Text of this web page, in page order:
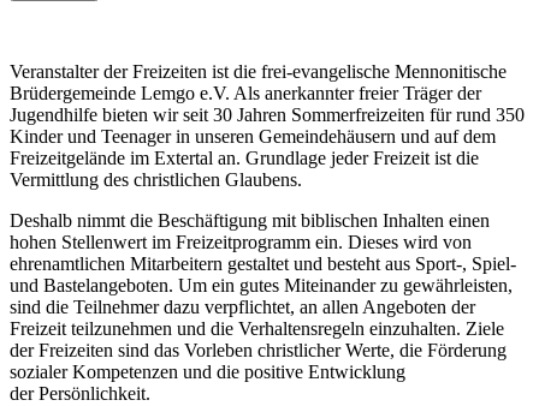
Veranstalter der Freizeiten ist die frei-evangelische Mennonitische
Brüdergemeinde Lemgo e.V. Als anerkannter freier Träger der
Jugendhilfe bieten wir seit 30 Jahren Sommerfreizeiten für rund 350
Kinder und Teenager in unseren Gemeindehäusern und auf dem
Freizeitgelände im Extertal an. Grundlage jeder Freizeit ist die
Vermittlung des christlichen Glaubens.
Deshalb nimmt die Beschäftigung mit biblischen Inhalten einen
hohen Stellenwert im Freizeitprogramm ein. Dieses wird von
ehrenamtlichen Mitarbeitern gestaltet und besteht aus Sport-, Spiel-
und Bastelangeboten. Um ein gutes Miteinander zu gewährleisten,
sind die Teilnehmer dazu verpflichtet, an allen Angeboten der
Freizeit teilzunehmen und die Verhaltensregeln einzuhalten. Ziele
der Freizeiten sind das Vorleben christlicher Werte, die Förderung
sozialer Kompetenzen und die positive Entwicklung
der Persönlichkeit.